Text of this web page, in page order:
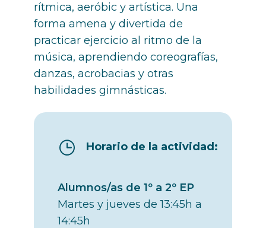
rítmica, aeróbic y artística. Una
forma amena y divertida de
practicar ejercicio al ritmo de la
música, aprendiendo coreografías,
danzas, acrobacias y otras
habilidades gimnásticas.
Horario de la actividad:
Alumnos/as de 1º a 2º EP
Martes y jueves de 13:45h a
14:45h